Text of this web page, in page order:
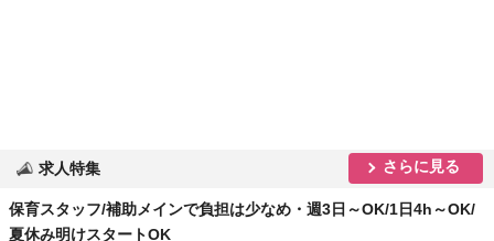
求人特集 さらに見る
保育スタッフ/補助メインで負担は少なめ・週3日～OK/1日4h～OK/
夏休み明けスタートOK